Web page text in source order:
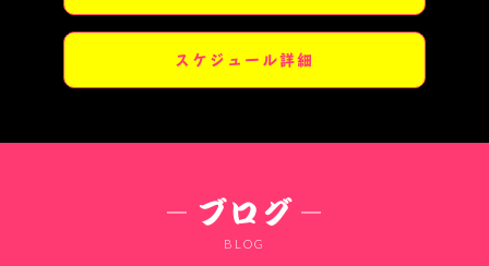
スケジュール詳細
BLOG